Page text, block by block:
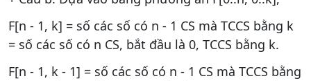
F[n - 1, k] = số các số có n - 1 CS mà TCCS bằng k
= số các số có n CS, bắt đầu là 0, TCCS bằng k.
F[n - 1, k - 1] = số các số có n - 1 CS mà TCCS bằng